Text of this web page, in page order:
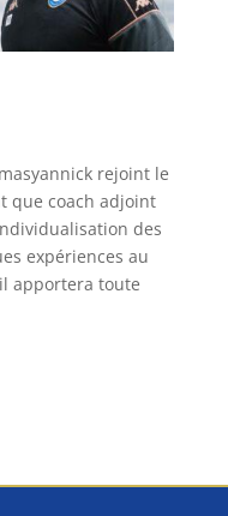
rejoint le
que coach adjoint
des
expériences au
apportera toute